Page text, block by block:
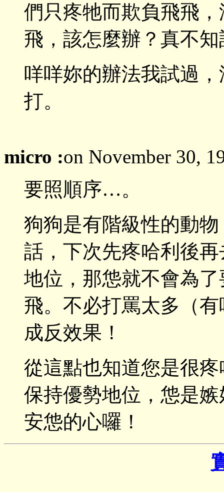
們只疼牠而欺負飛飛
飛，該怎麼辦？真不
咩咩妳的辦法我試過
打。
micro :on November 30,
要照順序…。
狗狗是有階級性的動
話，下次先疼哈利後
地位，那怹就不會為
飛。不必打罵太多（
成反效果！
從這點也知道您是很
保持優勢地位，怹是
安怹的心囉！